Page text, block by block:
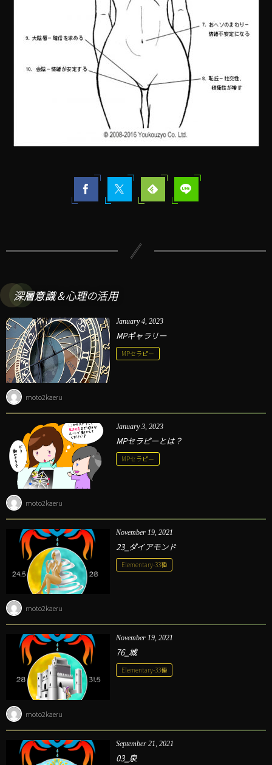
深層意識＆心理の活用
January 4,2023
MPギャラリー
MPセラピー
moto2kaeru
January 3,2023
MPセラピーとは？
MPセラピー
moto2kaeru
November 19,2021
23_ダイアモンド
Elementary-33種
moto2kaeru
November 19,2021
76_城
Elementary-33種
moto2kaeru
September 21,2021
03_泉